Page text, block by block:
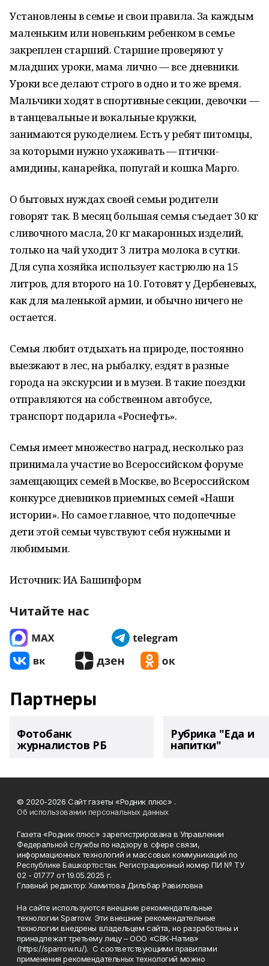
Установлены в семье и свои правила. За каждым
маленьким или новеньким ребенком в семье
закреплен старший. Старшие проверяют у
младших уроки, мама лично — все дневники.
Уроки все делают строго в одно и то же время.
Мальчики ходят в спортивные секции, девочки —
в танцевальные и вокальные кружки,
занимаются рукоделием. Есть у ребят питомцы,
за которыми нужно ухаживать — птички-
амидины, канарейка, попугай и кошка Марго.
О бытовых нуждах своей семьи родители
говорят так. В месяц большая семья съедает 30 кг
сливочного масла, 20 кг макаронных изделий,
только на чай уходит 3 литра молока в сутки.
Для супа хозяйка использует кастрюлю на 15
литров, для второго на 10. Готовят у Дербеневых,
как для маленькой армии, и обычно ничего не
остается.
Семья любит отдыхать на природе, постоянно
выезжают в лес, на рыбалку, ездят в разные
города на экскурсии и в музеи. В такие поездки
отправляются на собственном автобусе,
транспорт подарила «Роснефть».
Семья имеет множество наград, несколько раз
принимала участие во Всероссийском форуме
замещающих семей в Москве, во Всероссийском
конкурсе дневников приемных семей «Наши
истории». Но самое главное, что подопечные
дети этой семьи чувствуют себя нужными и
любимыми.
Источник: ИА Башинформ
Читайте нас
Партнеры
Фотобанк
журналистов РБ
Рубрика "Еда и
напитки"
© 2020-2026 Сайт газеты «Родник плюс» .
Об использовании персональных данных
Газета «Родник плюс» зарегистрирована в Управлении
Федеральной службы по надзору в сфере связи,
информационных технологий и массовых коммуникаций по
Республике Башкортостан. Регистрационный номер ПИ № ТУ
02 - 01777 от 19.05.2025 г.
Главный редактор: Хамитова Дильбар Равиловна
На сайте используются внешние рекомендательные
технологии Sparrow. Эти внешние рекомендательные
технологии внедрены владельцем сайта, но разработаны и
принадлежат третьему лицу – ООО «СВК-Натив»
(https://sparrow.ru/). С соответствующими правилами
применения рекомендательных технологий можно